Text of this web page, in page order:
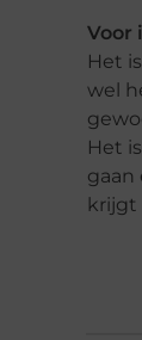
Voor
Het
wel
Het
gaan
krijgt